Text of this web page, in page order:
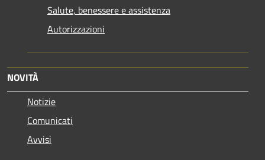
Salute, benessere e assistenza
Autorizzazioni
NOVITÀ
Notizie
Comunicati
Avvisi